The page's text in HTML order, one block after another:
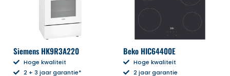
Siemens HK9R3A220
Hoge kwaliteit
2 + 3 jaar garantie*
Beko HIC64400E
Hoge kwaliteit
2 jaar garantie